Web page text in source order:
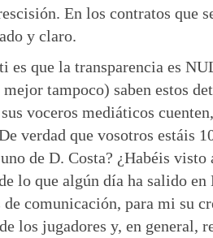
En los contratos que
y claro.
es que la transparencia es
tampoco) saben estos
voceros mediáticos
verdad que vosotros estáis
de D. Costa? ¿Habéis
lo que algún día ha salido
comunicación, para mi su
los jugadores y, en general,